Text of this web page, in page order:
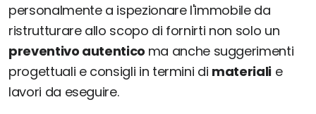
personalmente a ispezionare l'immobile da
ristrutturare allo scopo di fornirti non solo un
preventivo autentico ma anche suggerimenti
progettuali e consigli in termini di materialie
lavori da eseguire.